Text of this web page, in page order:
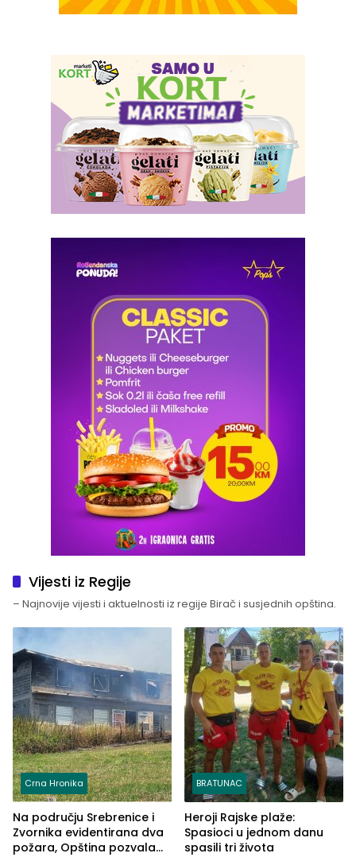
Vijesti iz Regije
– Najnovije vijesti i aktuelnosti iz regije Birač i susjednih opština.
Crna Hronika
Na području Srebrenice i
Zvornika evidentirana dva
požara, Opština pozvala
BRATUNAC
Heroji Rajske plaže:
Spasioci u jednom danu
spasili tri života